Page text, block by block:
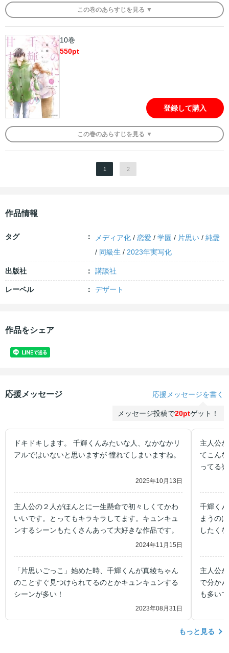
この巻のあらすじを 見る ▼
10巻
550pt
登録して購入
この巻のあらすじを 見る ▼
1 2
作品情報
タグ メディア化 /恋愛 /学園 / 片思い /純愛
/ 同級生 / 2023年実写化
出版社 講談社
レーベル デザート
作品をシェア
応援メッセージ 応援メッセージを書く
メッセージ投稿で20ptゲット！
ドキドキします。 千輝くんみたいな人、なかなかリ
アルではいないと思いますが 憧れてしまいますね。
2025年10月13日
主人公の２人がほんとに一生懸命で初々しくてかわ
いいです。とってもキラキラしてます。キュンキュ
ンするシーンもたくさんあって大好きな作品です。
2024年11月15日
「片思いごっこ」始めた時、千輝くんが真綾ちゃん
のことすぐ見つけられてるのとかキュンキュンする
シーンが多い！
2023年08月31日
主人公
てこん
ってる
千輝く
まうの
したく
主人公
で分か
も多い
もっと見る